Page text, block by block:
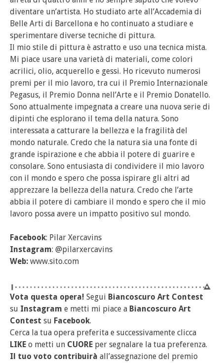
diventare un’artista. Ho studiato arte all’Accademia di
Belle Arti di Barcellona e ho continuato a studiare e
sperimentare diverse tecniche di pittura.
Il mio stile di pittura è astratto e uso una tecnica mista.
Mi piace usare una varietà di materiali, come colori
acrilici, olio, acquerello e gessi. Ho ricevuto numerosi
premi per il mio lavoro, tra cui il Premio Internazionale
Pegasus, il Premio Donna nell’Arte e il Premio Donatello.
Sono attualmente impegnata a creare una nuova serie di
dipinti che esplorano il tema della natura. Sono
interessata a catturare la bellezza e la fragilità del
mondo naturale. Credo che la natura sia una fonte di
grande ispirazione e che abbia il potere di guarire e
consolare. Sono entusiasta di condividere il mio lavoro
con il mondo e spero che possa ispirare gli altri ad
apprezzare la bellezza della natura. Credo che l’arte
abbia il potere di cambiare il mondo e spero che il mio
lavoro possa avere un impatto positivo sul mondo.
Facebook: Pilar Xercavins
Instagram: @pilarxercavins
Web: www.sito.com
Vota questa opera! Segui Biancoscuro Art Contest
su Instagram e metti mi piace a Biancoscuro Art
Contest su Facebook.
Cerca la tua opera preferita e successivamente clicca
LIKE o metti un CUORE per segnalare la tua preferenza.
Il tuo voto contribuirà all’assegnazione del premio